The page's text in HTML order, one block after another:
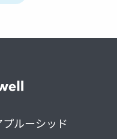
ルーシッド